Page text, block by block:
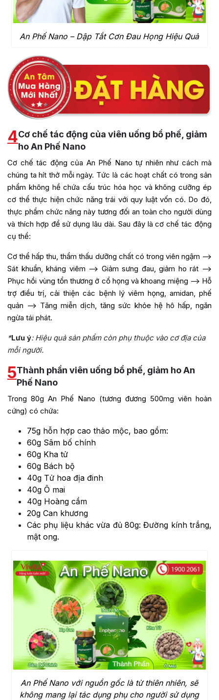
An Phế Nano – Dập Tắt Cơn Đau Họng Hiệu Quả
4Cơ chế tác động của viên uống bổ phế, giảm
ho An Phế Nano
Cơ chế tác động của An Phế Nano tự nhiên như cách mà
chúng ta hít thở mỗi ngày. Tức là các hoạt chất có trong sản
phẩm không hề chứa cấu trúc hóa học và không cưỡng ép
cơ thể thực hiện chức năng trái với quy luật vốn có. Do đó,
thực phẩm chức năng này tương đối an toàn cho người dùng
và thích hợp để sử dụng lâu dài. Sau đây là cơ chế tác động
cụ thể:
Cơ thể hấp thu, thẩm thấu dưỡng chất có trong viên ngậm –>
Sát khuẩn, kháng viêm –> Giảm sưng đau, giảm ho rát –>
Phục hồi vùng tổn thương ở cổ họng và khoang miệng –> Hỗ
trợ điều trị, cải thiện các bệnh lý viêm họng, amidan, phế
quản –> Tăng miễn dịch, tăng sức khỏe hệ hô hấp, ngăn
ngừa tái phát.
*Lưu ý: Hiệu quả sản phẩm còn phụ thuộc vào cơ địa của
mỗi người.
5Thành phần viên uống bổ phế, giảm ho An
Phế Nano
Trong 80g An Phế Nano (tương đương 500mg viên hoàn
cứng) có chứa:
75g hỗn hợp cao thảo mộc, bao gồm:
60g Sâm bố chính
60g Kha tử
60g Bách bộ
40g Tử hoa địa đinh
40g Ô mai
40g Hoàng cầm
20g Can khương
Các phụ liệu khác vừa đủ 80g: Đường kính trắng,
mật ong.
An Phế Nano với nguồn gốc là từ thiên nhiên, sẽ
không mang lại tác dụng phụ cho người sử dụng